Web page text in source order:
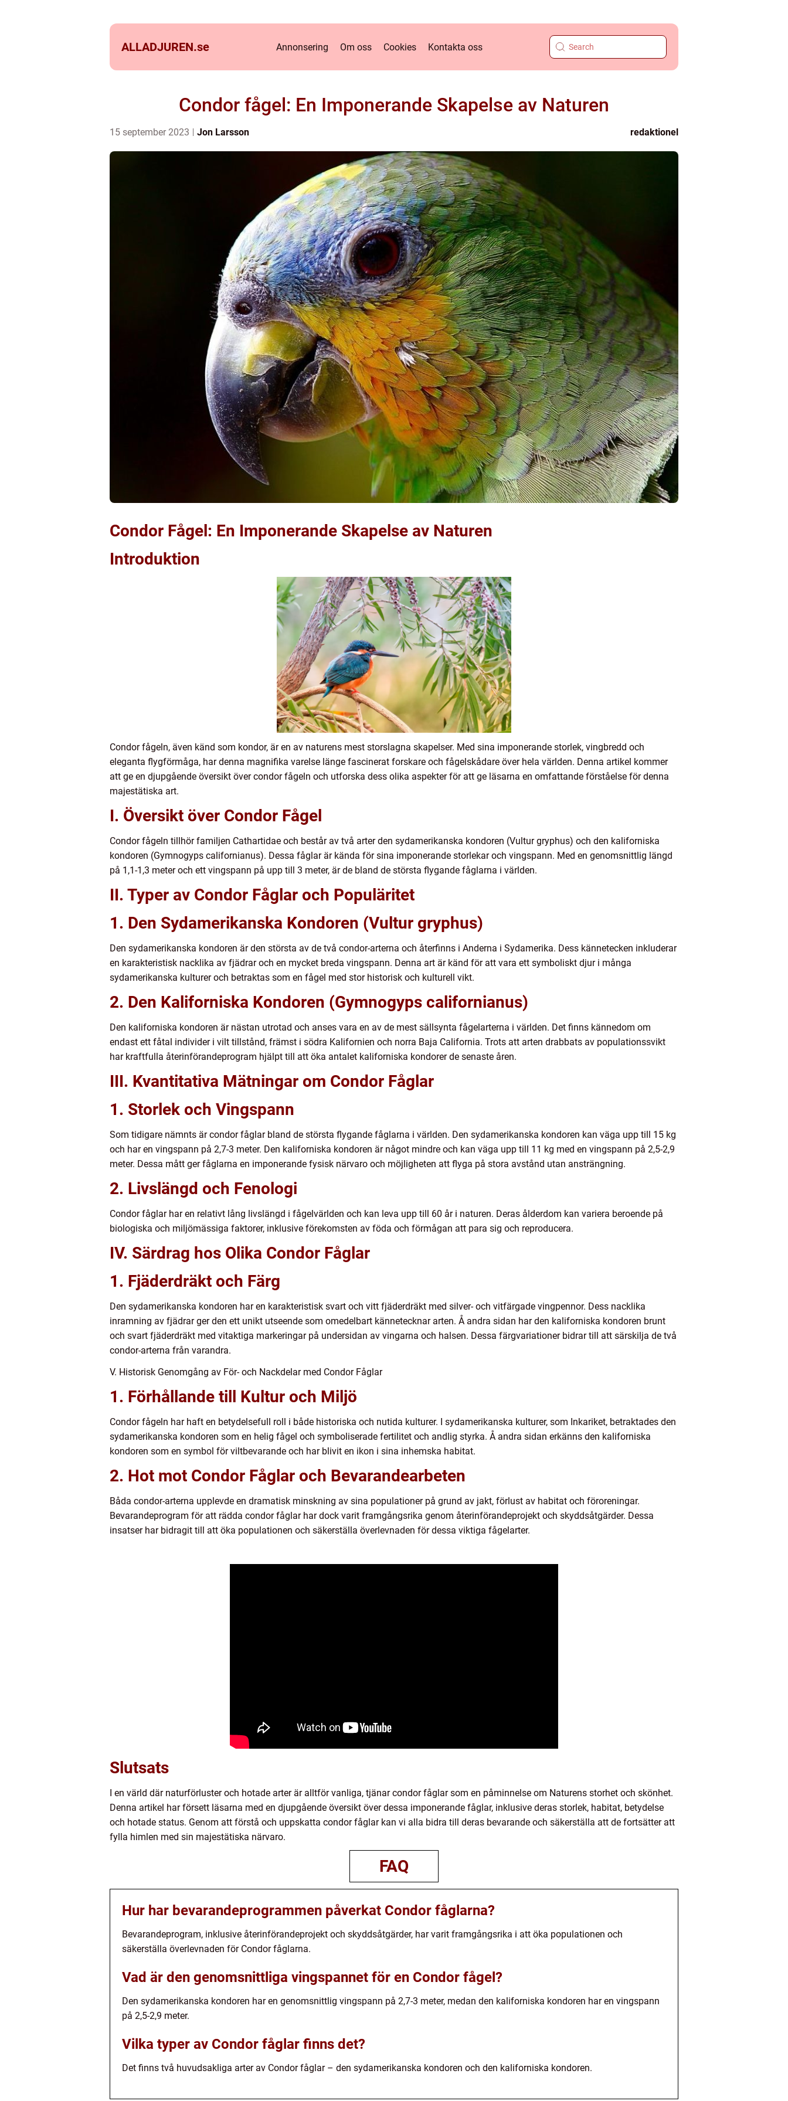
ALLADJUREN.se Annonsering Om oss Cookies Kontakta oss
Condor fågel: En Imponerande Skapelse av Naturen
15 september 2023 Jon Larsson redaktionel
Condor Fågel: En Imponerande Skapelse av Naturen
Introduktion
Condor fågeln, även känd som kondor, är en av naturens mest storslagna skapelser. Med sina imponerande storlek, vingbredd och
eleganta flygförmåga, har denna magnifika varelse länge fascinerat forskare och fågelskådare över hela världen. Denna artikel kommer
att ge en djupgående översikt över condor fågeln och utforska dess olika aspekter för att ge läsarna en omfattande förståelse för denna
majestätiska art.
I. Översikt över Condor Fågel
Condor fågeln tillhör familjen Cathartidae och består av två arter den sydamerikanska kondoren (Vultur gryphus) och den kaliforniska
kondoren (Gymnogyps californianus). Dessa fåglar är kända för sina imponerande storlekar och vingspann. Med en genomsnittlig längd
på 1,1-1,3 meter och ett vingspann på upp till 3 meter, är de bland de största flygande fåglarna i världen.
II. Typer av Condor Fåglar och Populäritet
1. Den Sydamerikanska Kondoren (Vultur gryphus)
Den sydamerikanska kondoren är den största av de två condor-arterna och återfinns i Anderna i Sydamerika. Dess kännetecken inkluderar
en karakteristisk nacklika av fjädrar och en mycket breda vingspann. Denna art är känd för att vara ett symboliskt djur i många
sydamerikanska kulturer och betraktas som en fågel med stor historisk och kulturell vikt.
2. Den Kaliforniska Kondoren (Gymnogyps californianus)
Den kaliforniska kondoren är nästan utrotad och anses vara en av de mest sällsynta fågelarterna i världen. Det finns kännedom om
endast ett fåtal individer i vilt tillstånd, främst i södra Kalifornien och norra Baja California. Trots att arten drabbats av populationssvikt
har kraftfulla återinförandeprogram hjälpt till att öka antalet kaliforniska kondorer de senaste åren.
III. Kvantitativa Mätningar om Condor Fåglar
1. Storlek och Vingspann
Som tidigare nämnts är condor fåglar bland de största flygande fåglarna i världen. Den sydamerikanska kondoren kan väga upp till 15 kg
och har en vingspann på 2,7-3 meter. Den kaliforniska kondoren är något mindre och kan väga upp till 11 kg med en vingspann på 2,5-2,9
meter. Dessa mått ger fåglarna en imponerande fysisk närvaro och möjligheten att flyga på stora avstånd utan ansträngning.
2. Livslängd och Fenologi
Condor fåglar har en relativt lång livslängd i fågelvärlden och kan leva upp till 60 år i naturen. Deras ålderdom kan variera beroende på
biologiska och miljömässiga faktorer, inklusive förekomsten av föda och förmågan att para sig och reproducera.
IV. Särdrag hos Olika Condor Fåglar
1. Fjäderdräkt och Färg
Den sydamerikanska kondoren har en karakteristisk svart och vitt fjäderdräkt med silver- och vitfärgade vingpennor. Dess nacklika
inramning av fjädrar ger den ett unikt utseende som omedelbart kännetecknar arten. Å andra sidan har den kaliforniska kondoren brunt
och svart fjäderdräkt med vitaktiga markeringar på undersidan av vingarna och halsen. Dessa färgvariationer bidrar till att särskilja de två
condor-arterna från varandra.
V. Historisk Genomgång av För- och Nackdelar med Condor Fåglar
1. Förhållande till Kultur och Miljö
Condor fågeln har haft en betydelsefull roll i både historiska och nutida kulturer. I sydamerikanska kulturer, som Inkariket, betraktades den
sydamerikanska kondoren som en helig fågel och symboliserade fertilitet och andlig styrka. Å andra sidan erkänns den kaliforniska
kondoren som en symbol för viltbevarande och har blivit en ikon i sina inhemska habitat.
2. Hot mot Condor Fåglar och Bevarandearbeten
Båda condor-arterna upplevde en dramatisk minskning av sina populationer på grund av jakt, förlust av habitat och föroreningar.
Bevarandeprogram för att rädda condor fåglar har dock varit framgångsrika genom återinförandeprojekt och skyddsåtgärder. Dessa
insatser har bidragit till att öka populationen och säkerställa överlevnaden för dessa viktiga fågelarter.
Slutsats
I en värld där naturförluster och hotade arter är alltför vanliga, tjänar condor fåglar som en påminnelse om Naturens storhet och skönhet.
Denna artikel har försett läsarna med en djupgående översikt över dessa imponerande fåglar, inklusive deras storlek, habitat, betydelse
och hotade status. Genom att förstå och uppskatta condor fåglar kan vi alla bidra till deras bevarande och säkerställa att de fortsätter att
fylla himlen med sin majestätiska närvaro.
FAQ
Hur har bevarandeprogrammen påverkat Condor fåglarna?
Bevarandeprogram, inklusive återinförandeprojekt och skyddsåtgärder, har varit framgångsrika i att öka populationen och
säkerställa överlevnaden för Condor fåglarna.
Vad är den genomsnittliga vingspannet för en Condor fågel?
Den sydamerikanska kondoren har en genomsnittlig vingspann på 2,7-3 meter, medan den kaliforniska kondoren har en vingspann
på 2,5-2,9 meter.
Vilka typer av Condor fåglar finns det?
Det finns två huvudsakliga arter av Condor fåglar – den sydamerikanska kondoren och den kaliforniska kondoren.